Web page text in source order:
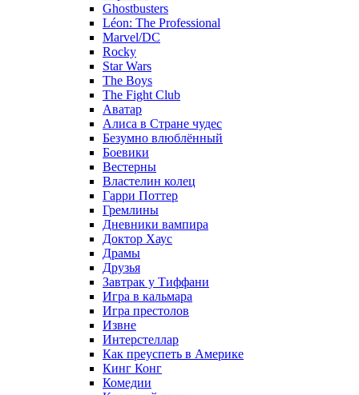
Ghostbusters
Léon: The Professional
Marvel/DC
Rocky
Star Wars
The Boys
The Fight Club
Аватар
Алиса в Стране чудес
Безумно влюблённый
Боевики
Вестерны
Властелин колец
Гарри Поттер
Гремлины
Дневники вампира
Доктор Хаус
Драмы
Друзья
Завтрак у Тиффани
Игра в кальмара
Игра престолов
Извне
Интерстеллар
Как преуспеть в Америке
Кинг Конг
Комедии